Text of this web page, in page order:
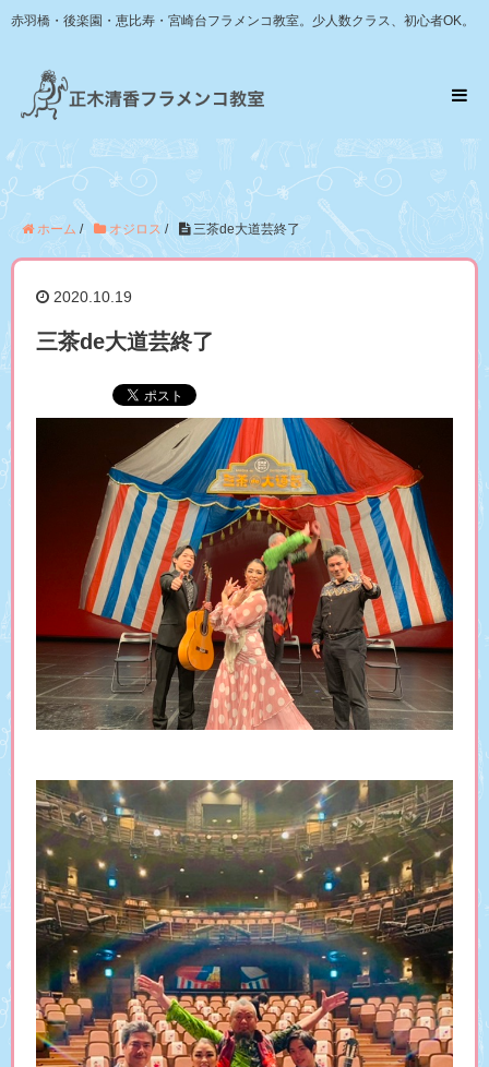
赤羽橋・後楽園・恵比寿・宮崎台フラメンコ教室。少人数クラス、初心者OK。
ホーム / オジロス / 三茶de大道芸終了
2020.10.19
三茶de大道芸終了